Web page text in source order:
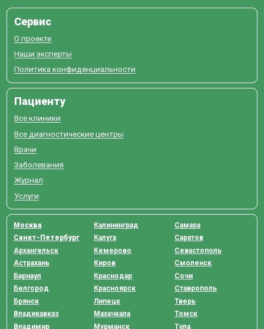
Сервис
О проекте
Наши эксперты
Политика конфиденциальности
Пациенту
Все клиники
Все диагностические центры
Врачи
Заболевания
Журнал
Услуги
Москва
Санкт-Петербург
Архангельск
Астрахань
Барнаул
Белгород
Брянск
Владикавказ
Владимир
Калининград
Калуга
Кемерово
Киров
Краснодар
Красноярск
Липецк
Махачкала
Мурманск
Самара
Саратов
Севастополь
Смоленск
Сочи
Ставрополь
Тверь
Томск
Тула